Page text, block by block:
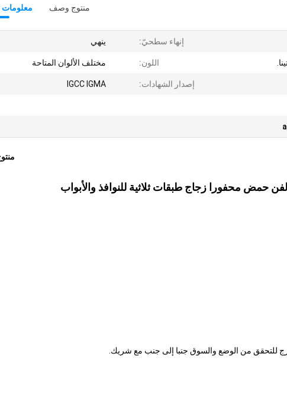
معلومات منتوج وصف
إنهاء سطحيّ: ينهي
اللون: مختلف الألوان المتاحة
إصدار الشهادات: IGCC IGMA
للتحقق من الوضع والسوق جنبا إلى جنب مع شريك.